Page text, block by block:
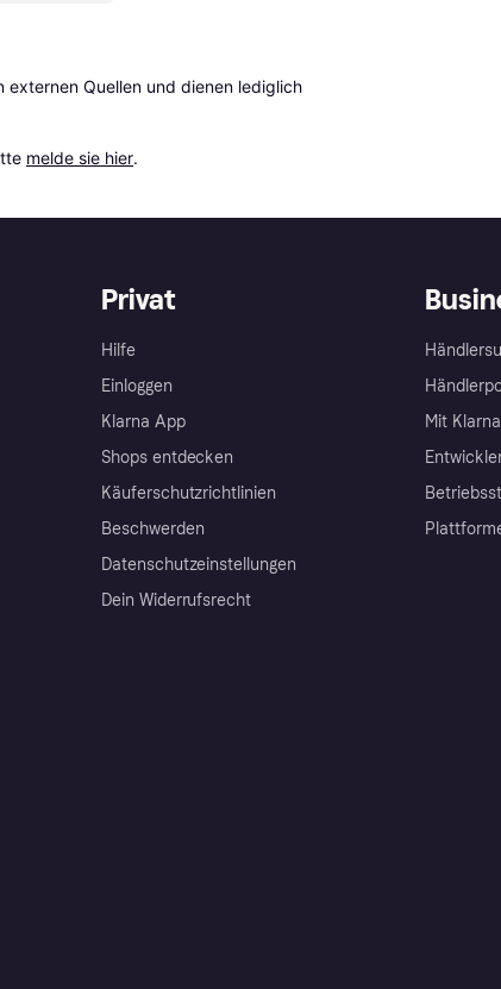
Quellen und dienen lediglich
melde sie hier.
Privat
Hilfe
Einloggen
Klarna App
Shops entdecken
Käuferschutzrichtlinien
Beschwerden
Datenschutzeinstellungen
Dein Widerrufsrecht
Mit